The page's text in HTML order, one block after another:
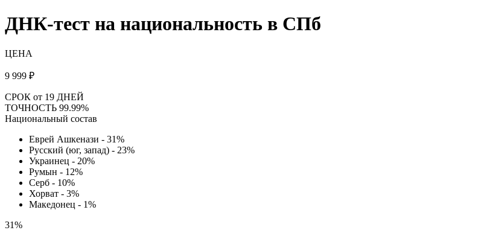
ДНК-тест на национальность в СПб
ЦЕНА
9 999 ₽
СРОК от 19 ДНЕЙ
ТОЧНОСТЬ 99.99%
Национальный состав
Еврей Ашкенази - 31%
Русский (юг, запад) - 23%
Украинец - 20%
Румын - 12%
Серб - 10%
Хорват - 3%
Македонец - 1%
31%